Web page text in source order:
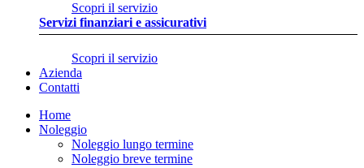
Scopri il servizio
Servizi finanziari e assicurativi
Scopri il servizio
Azienda
Contatti
Home
Noleggio
Noleggio lungo termine
Noleggio breve termine